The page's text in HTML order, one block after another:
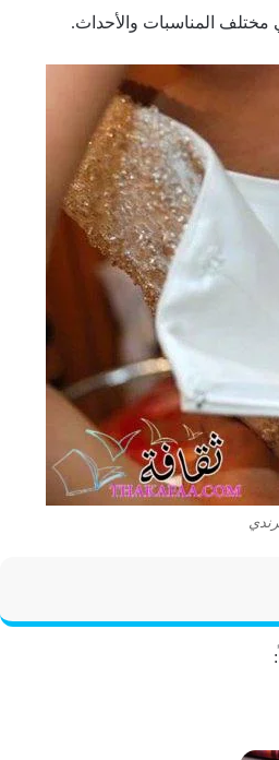
مختلف المناسبات والأحداث.